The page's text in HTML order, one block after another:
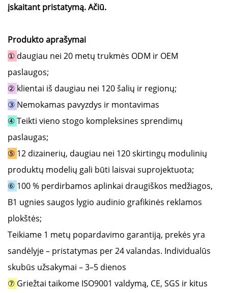
įskaitant pristatymą. Ačiū.
Produkto aprašymai
① daugiau nei 20 metų trukmės ODM ir OEM
paslaugos;
② klientai iš daugiau nei 120 šalių ir regionų;
③ Nemokamas pavyzdys ir montavimas
④Teikti vieno stogo kompleksines sprendimų
paslaugas;
⑤ 12 dizainerių, daugiau nei 120 skirtingų modulinių
produktų modelių gali būti laisvai suprojektuota;
⑥ 100 % perdirbamos aplinkai draugiškos medžiagos,
B1 ugnies saugos lygio audinio grafikinės reklamos
plokštės;
Teikiame 1 metų popardavimo garantiją, prekės yra
sandėlyje – pristatymas per 24 valandas. Individualūs
skubūs užsakymai – 3–5 dienos
⑦ Griežtai taikome ISO9001 valdymą, CE, SGS ir kitus